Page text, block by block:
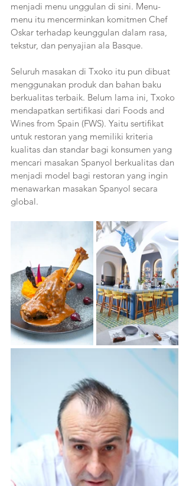
menjadi menu unggulan di sini. Menu-
menu itu mencerminkan komitmen Chef
Oskar terhadap keunggulan dalam rasa,
tekstur, dan penyajian ala Basque.
Seluruh masakan di Txoko itu pun dibuat
menggunakan produk dan bahan baku
berkualitas terbaik. Belum lama ini, Txoko
mendapatkan sertifikasi dari Foods and
Wines from Spain (FWS). Yaitu sertifikat
untuk restoran yang memiliki kriteria
kualitas dan standar bagi konsumen yang
mencari masakan Spanyol berkualitas dan
menjadi model bagi restoran yang ingin
menawarkan masakan Spanyol secara
global.